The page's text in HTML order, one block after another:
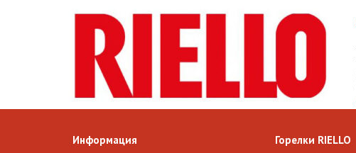
Информация
Горелки RIELLO